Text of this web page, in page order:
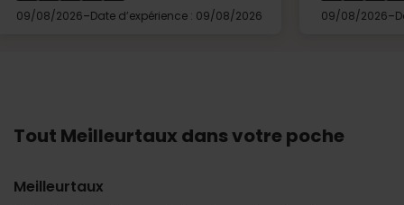
Date d’expérience : 09/08/2026
09/08/2026
Date
Tout Meilleurtaux dans votre poche
Meilleurtaux